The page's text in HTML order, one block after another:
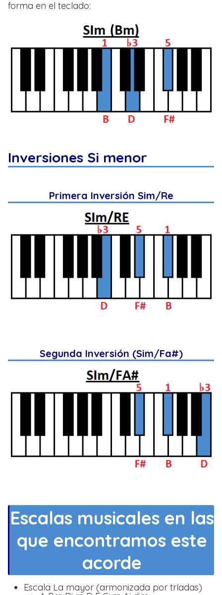
forma en el teclado:
Inversiones Si menor
Primera Inversión Sim/Re
Segunda Inversión (Sim/Fa#)
Escalas musicales en las
que encontramos este
acorde
Escala La mayor (armonizada por tríadas)